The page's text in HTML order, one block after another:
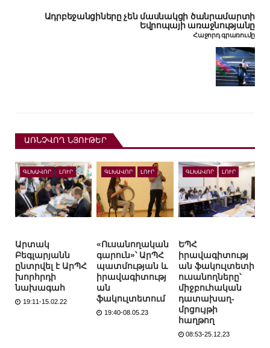
Ադրբեջանցիները չեն մասնակցի ծանրամարտի
Եվրոպայի առաջնությանը
Հաջորդ գրառումը
ԱՌՆՉՎՈՂ ՆՅՈՒԹԵՐ
ԳԼԽԱՎՈՐ ԼՈՒՐ
Արտակ
Բեգլարյանն
ընտրվել է ԱրՊՀ
խորհրդի
նախագահ
19:11-15.02.22
ԳԼԽԱՎՈՐ ԼՈՒՐ
«Ուսանողական
գարուն»՝ ԱրՊՀ
պատմության և
իրավագիտությ
ան
ֆակուլտետում
19:40-08.05.23
ԳԼԽԱՎՈՐ ԼՈՒՐ
ԵՊՀ
իրավագիտությ
ան ֆակուլտետի
ուսանողները՝
միջբուհական
դատախաղ-
մրցույթի
հաղթող
08:53-25.12.23